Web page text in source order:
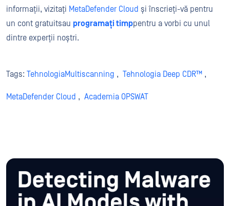
informații, vizitați MetaDefender Cloud și înscrieți-vă pentru
un cont gratuitsau programați timppentru a vorbi cu unul
dintre experții noștri.
Tags: TehnologiaMultiscanning , Tehnologia Deep CDR™ ,
MetaDefender Cloud , Academia OPSWAT